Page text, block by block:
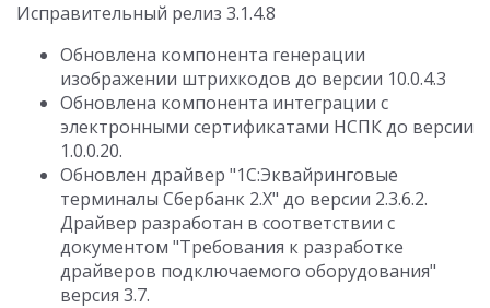
Исправительный релиз 3.1.4.8
Обновлена компонента генерации
изображении штрихкодов до версии 10.0.4.3
Обновлена компонента интеграции с
электронными сертификатами НСПК до версии
1.0.0.20.
Обновлен драйвер "1С:Эквайринговые
терминалы Сбербанк 2.Х" до версии 2.3.6.2.
Драйвер разработан в соответствии с
документом "Требования к разработке
драйверов подключаемого оборудования"
версия 3.7.